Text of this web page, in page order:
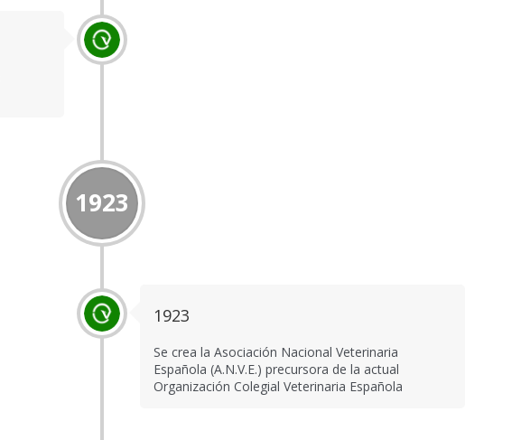
1923
1923
Se crea la Asociación Nacional Veterinaria
Española (A.N.V.E.) precursora de la actual
Organización Colegial Veterinaria Española